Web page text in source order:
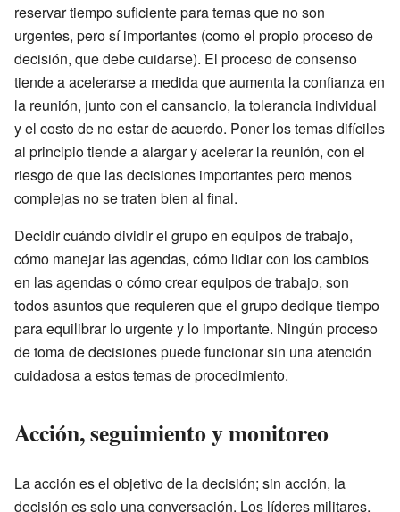
reservar tiempo suficiente para temas que no son
urgentes, pero sí importantes (como el propio proceso de
decisión, que debe cuidarse). El proceso de consenso
tiende a acelerarse a medida que aumenta la confianza en
la reunión, junto con el cansancio, la tolerancia individual
y el costo de no estar de acuerdo. Poner los temas difíciles
al principio tiende a alargar y acelerar la reunión, con el
riesgo de que las decisiones importantes pero menos
complejas no se traten bien al final.
Decidir cuándo dividir el grupo en equipos de trabajo,
cómo manejar las agendas, cómo lidiar con los cambios
en las agendas o cómo crear equipos de trabajo, son
todos asuntos que requieren que el grupo dedique tiempo
para equilibrar lo urgente y lo importante. Ningún proceso
de toma de decisiones puede funcionar sin una atención
cuidadosa a estos temas de procedimiento.
Acción, seguimiento y monitoreo
La acción es el objetivo de la decisión; sin acción, la
decisión es solo una conversación. Los líderes militares,